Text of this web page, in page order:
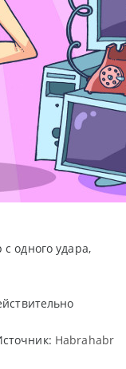
одного удара,
Habrahabr